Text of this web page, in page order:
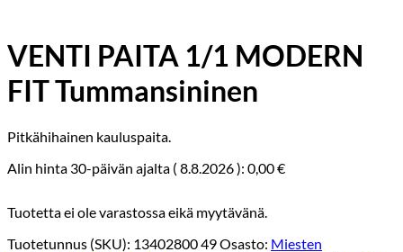
VENTI PAITA 1/1 MODERN
FIT Tummansininen
Pitkähihainen kauluspaita.
Alin hinta 30-päivän ajalta ( 8.8.2026): 0,00€
Tuotetta ei ole varastossa eikä myytävänä.
Tuotetunnus (SKU): 13402800 49Osasto: Miesten